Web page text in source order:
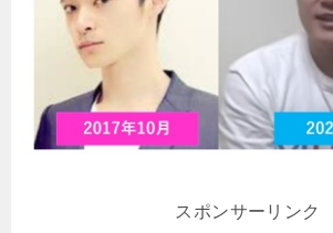
スポンサーリンク